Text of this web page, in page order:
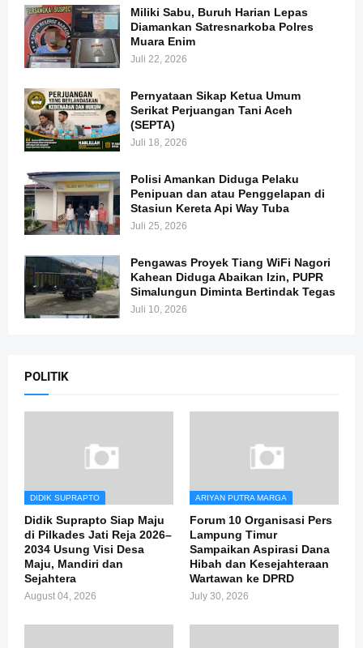
Miliki Sabu, Buruh Harian Lepas
Diamankan Satresnarkoba Polres
Muara Enim
Juli 22, 2026
Pernyataan Sikap Ketua Umum
Serikat Perjuangan Tani Aceh
(SEPTA)
Juli 18, 2026
Polisi Amankan Diduga Pelaku
Penipuan dan atau Penggelapan di
Stasiun Kereta Api Way Tuba
Juli 25, 2026
Pengawas Proyek Tiang WiFi Nagori
Kahean Diduga Abaikan Izin, PUPR
Simalungun Diminta Bertindak Tegas
Juli 10, 2026
POLITIK
DIDIK SUPRAPTO
Didik Suprapto Siap Maju
di Pilkades Jati Reja 2026–
2034 Usung Visi Desa
Maju, Mandiri dan
Sejahtera
August 04, 2026
ARIYAN PUTRA MARGA
Forum 10 Organisasi Pers
Lampung Timur
Sampaikan Aspirasi Dana
Hibah dan Kesejahteraan
Wartawan ke DPRD
July 30, 2026